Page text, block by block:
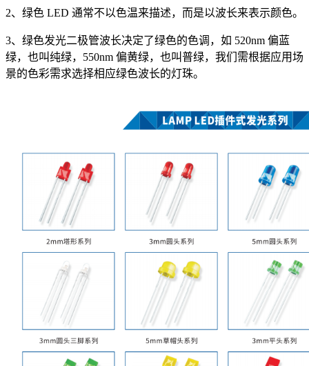
2、绿色 LED 通常不以色温来描述，而是以波长来表示颜色。
3、绿色发光二极管波长决定了绿色的色调，如 520nm 偏蓝
绿，也叫纯绿，550nm 偏黄绿，也叫普绿，我们需根据应用场
景的色彩需求选择相应绿色波长的灯珠。